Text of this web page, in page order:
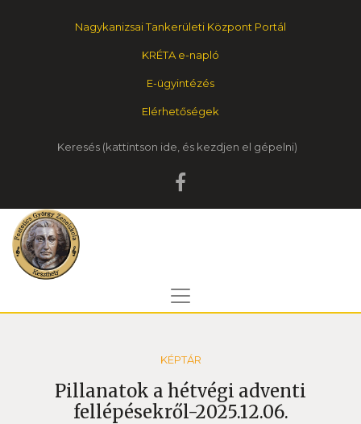
Nagykanizsai Tankerületi Központ Portál
KRÉTA e-napló
E-ügyintézés
Elérhetőségek
Keresés
KÉPTÁR
Pillanatok a hétvégi adventi
fellépésekről-2025.12.06.